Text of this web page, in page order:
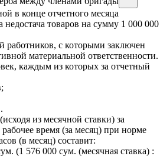
в конце отчетного месяца
товаров на сумму 1 000 000
работников, с которыми заключен
материальной ответственности.
каждым из которых за отчетный
из месячной ставки) за
время (за месяц) при норме
(в месяц) составит:
(1 576 000 сум. (месячная ставка) :